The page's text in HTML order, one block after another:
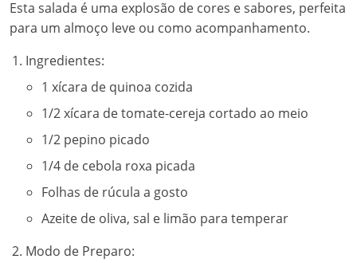
Esta salada é uma explosão de cores e sabores, perfeita
para um almoço leve ou como acompanhamento.
Ingredientes:
1 xícara de quinoa cozida
1/2 xícara de tomate-cereja cortado ao meio
1/2 pepino picado
1/4 de cebola roxa picada
Folhas de rúcula a gosto
Azeite de oliva, sal e limão para temperar
Modo de Preparo: